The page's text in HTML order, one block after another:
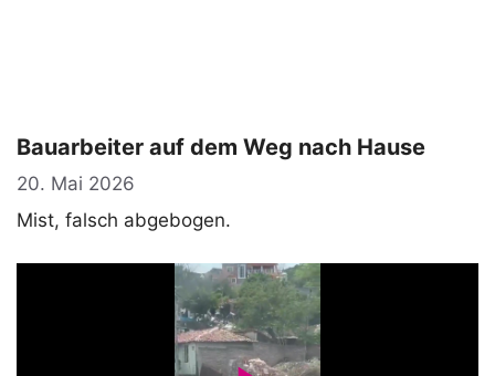
Bauarbeiter auf dem Weg nach Hause
20. Mai 2026
Mist, falsch abgebogen.